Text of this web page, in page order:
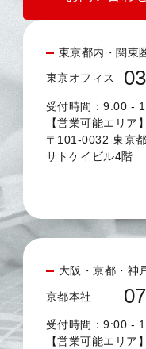
東京都内・関東
東京オフィス
受付時間：9:00 -
【営業可能エリア
〒101-0032 東京
サトケイビル4階
大阪・京都・神
京都本社
受付時間：9:00 -
【営業可能エリア